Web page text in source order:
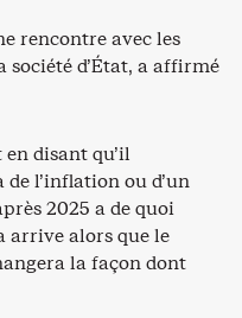
rencontre avec les
société d’État, a affirmé
disant qu’il
l’inflation ou d’un
2025 a de quoi
arrive alors que le
la façon dont